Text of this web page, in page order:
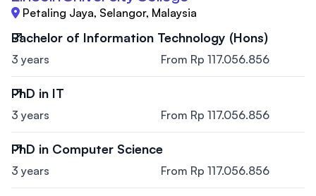
Petaling Jaya, Selangor, Malaysia
Bachelor of Information Technology (Hons)
3 years From Rp 117.056.856
PhD in IT
3 years From Rp 117.056.856
PhD in Computer Science
3 years From Rp 117.056.856